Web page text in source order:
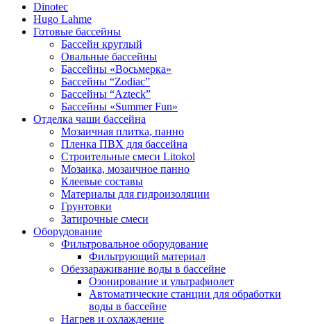
Dinotec
Hugo Lahme
Готовые бассейны
Бассейн круглый
Овальные бассейны
Бассейны «Восьмерка»
Бассейны “Zodiac”
Бассейны “Azteck”
Бассейны «Summer Fun»
Отделка чаши бассейна
Мозаичная плитка, панно
Пленка ПВХ для бассейна
Строительные смеси Litokol
Мозаика, мозаичное панно
Клеевые составы
Материалы для гидроизоляции
Грунтовки
Затирочные смеси
Оборудование
Фильтровальное оборудование
Фильтрующий материал
Обеззараживание воды в бассейне
Озонирование и ультрафиолет
Автоматические станции для обработки
воды в бассейне
Нагрев и охлаждение